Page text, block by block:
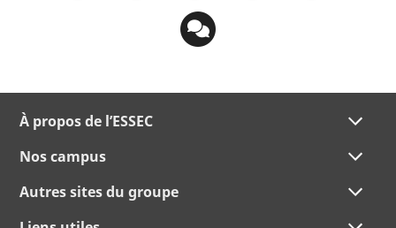
À propos de l’ESSEC
Nos campus
Autres sites du groupe